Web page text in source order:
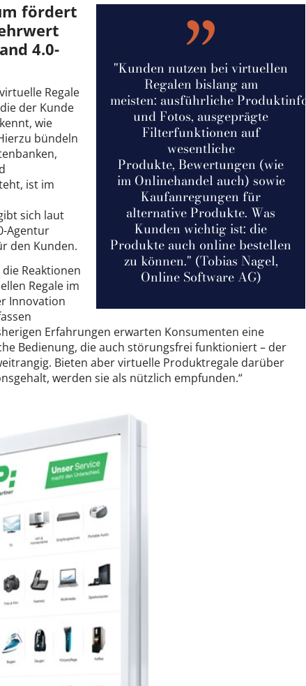
"Kunden nutzen bei virtuellen
Regalen bislang am
meisten: ausführliche Produktinfos
und Fotos, ausgeprägte
Filterfunktionen auf
wesentliche
Produkte, Bewertungen (wie
im Onlinehandel auch) sowie
Kaufanregungen für
alternative Produkte. Was
Kunden wichtig ist: die
Produkte auch online bestellen
zu können." (Tobias Nagel,
Online Software AG)
fördert
4.0-
Regale
der Kunde
wie
bündeln
ist im
sich laut
Agentur
den Kunden.
Reaktionen
Regale im
Innovation
Erfahrungen erwarten Konsumenten eine
Bedienung, die auch störungsfrei funktioniert – der
Bieten aber virtuelle Produktregale darüber
werden sie als nützlich empfunden.“